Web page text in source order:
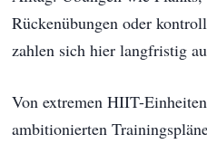
Rückenübungen oder
zahlen sich hier langfristig
Von extremen HIIT-
ambitionierten